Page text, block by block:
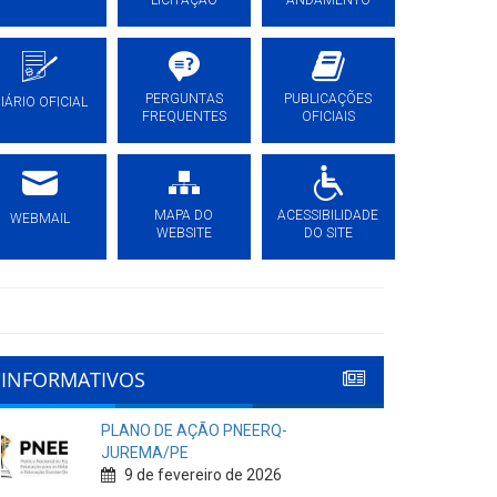
OFICIAL
PERGUNTAS
FREQUENTES
PUBLICAÇÕES
OFICIAIS
WEBMAIL
MAPA DO
WEBSITE
ACESSIBILIDADE
DO SITE
INFORMATIVOS
PLANO DE AÇÃO PNEERQ-
JUREMA/PE
9 de fevereiro de 2026